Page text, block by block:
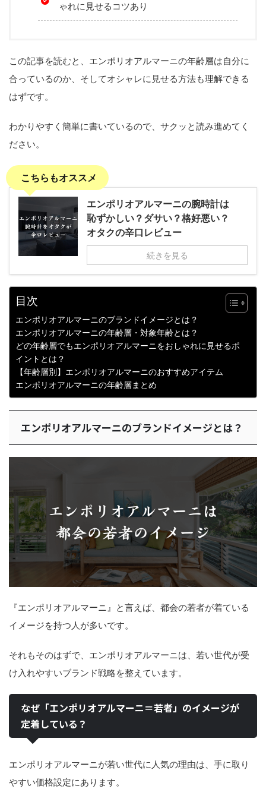
ゃれに見せるコツあり
この記事を読むと、エンポリオアルマーニの年齢層は自分に
合っているのか、そしてオシャレに見せる方法も理解できる
はずです。
わかりやすく簡単に書いているので、サクッと読み進めてく
ださい。
こちらもオススメ
エンポリオアルマーニの腕時計は
恥ずかしい？ダサい？格好悪い？
オタクの辛口レビュー
続きを見る
目次
エンポリオアルマーニのブランドイメージとは？
エンポリオアルマーニの年齢層・対象年齢とは？
どの年齢層でもエンポリオアルマーニをおしゃれに見せるポ
イントとは？
【年齢層別】エンポリオアルマーニのおすすめアイテム
エンポリオアルマーニの年齢層まとめ
エンポリオアルマーニのブランドイメージとは？
『エンポリオアルマーニ』と言えば、都会の若者が着ている
イメージを持つ人が多いです。
それもそのはずで、エンポリオアルマーニは、若い世代が受
け入れやすいブランド戦略を整えています。
なぜ「エンポリオアルマーニ＝若者」のイメージが
定着している？
エンポリオアルマーニが若い世代に人気の理由は、手に取り
やすい価格設定にあります。